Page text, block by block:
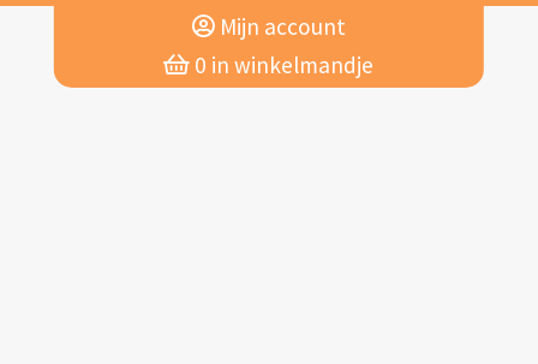
Mijn account
0 in winkelmandje